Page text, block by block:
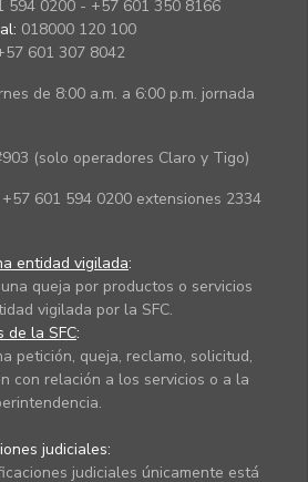
594 0200 - +57 601 350 8166
018000 120 100
601 307 8042
de 8:00 a.m. a 6:00 p.m. jornada
(solo operadores Claro y Tigo)
+57 601 594 0200 extensiones 2334
entidad vigilada:
queja por productos o servicios
vigilada por la SFC.
de la SFC:
petición, queja, reclamo, solicitud,
con relación a los servicios o a la
judiciales:
judiciales únicamente está